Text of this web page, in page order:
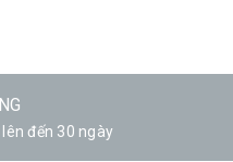
đến 30 ngày